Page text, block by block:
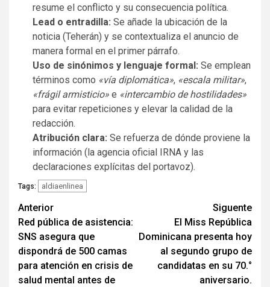
resume el conflicto y su consecuencia política.
Lead o entradilla: Se añade la ubicación de la
noticia (Teherán) y se contextualiza el anuncio de
manera formal en el primer párrafo.
Uso de sinónimos y lenguaje formal: Se emplean
términos como «vía diplomática», «escala militar»,
«frágil armisticio» e «intercambio de hostilidades»
para evitar repeticiones y elevar la calidad de la
redacción.
Atribución clara: Se refuerza de dónde proviene la
información (la agencia oficial IRNA y las
declaraciones explícitas del portavoz).
Tags: aldiaenlinea
Navegación
de
entradas
Anterior
Red pública de asistencia:
SNS asegura que
dispondrá de 500 camas
para atención en crisis de
salud mental antes de
Siguente
El Miss República
Dominicana presenta hoy
al segundo grupo de
candidatas en su 70.°
aniversario.